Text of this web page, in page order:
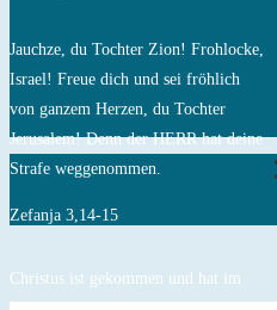
Jauchze, du Tochter Zion! Frohlocke,
Israel! Freue dich und sei fröhlich
von ganzem Herzen, du Tochter
Jerusalem! Denn der HERR hat deine
Strafe weggenommen.
Zefanja 3,14-15
Christus ist gekommen und hat im